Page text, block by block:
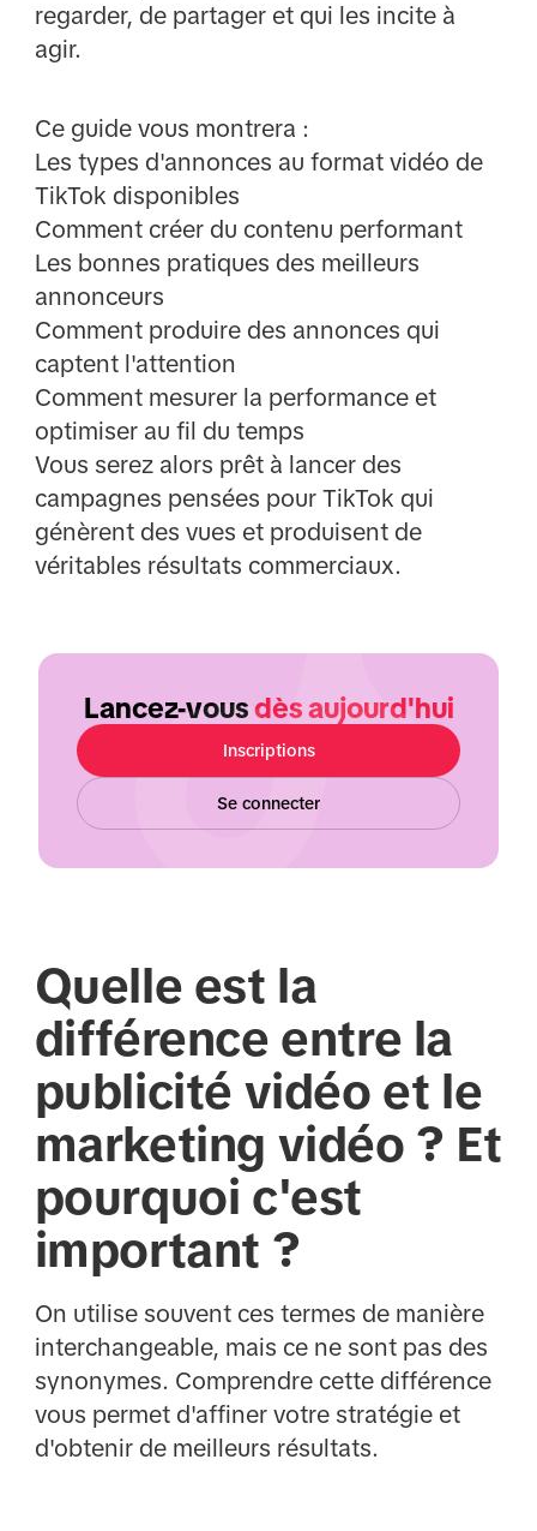
regarder, de partager et qui les incite à
agir.
Ce guide vous montrera :
Les types d'annonces au format vidéo de
TikTok disponibles
Comment créer du contenu performant
Les bonnes pratiques des meilleurs
annonceurs
Comment produire des annonces qui
captent l'attention
Comment mesurer la performance et
optimiser au fil du temps
Vous serez alors prêt à lancer des
campagnes pensées pour TikTok qui
génèrent des vues et produisent de
véritables résultats commerciaux.
Lancez-vousdès aujourd'hui
Inscriptions
Se connecter
Quelle est la
différence entre la
publicité vidéo et le
marketing vidéo ? Et
pourquoi c'est
important ?
On utilise souvent ces termes de manière
interchangeable, mais ce ne sont pas des
synonymes. Comprendre cette différence
vous permet d'affiner votre stratégie et
d'obtenir de meilleurs résultats.